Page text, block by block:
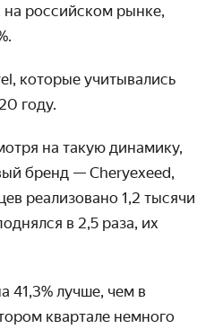
российском рынке,
которые учитывались
году.
на такую динамику,
бренд — Cheryexeed,
реализовано 1,2 тысячи
в 2,5 раза, их
41,3% лучше, чем в
квартале немного